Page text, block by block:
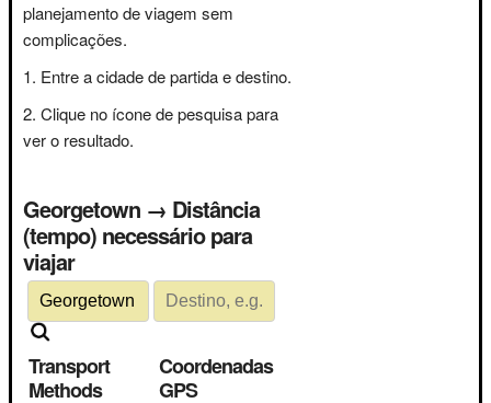
planejamento de viagem sem
complicações.
Entre a cidade de partida e destino.
Clique no ícone de pesquisa para
ver o resultado.
Georgetown → Distância
(tempo) necessário para
viajar
Transport
Methods
Coordenadas
GPS